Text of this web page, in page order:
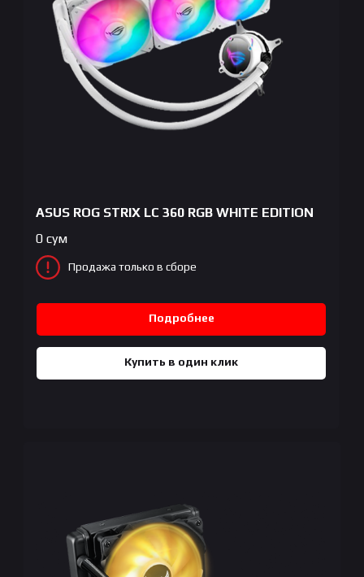
ASUS ROG STRIX LC 360 RGB WHITE EDITION
0 сум
Продажа только в сборе
Подробнее
Купить в один клик